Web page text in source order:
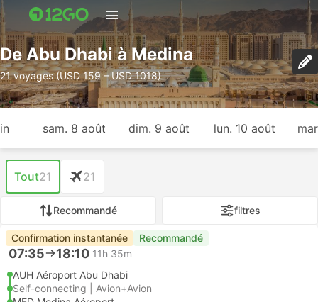
De Abu Dhabi à Medina
21 voyages (USD 159 – USD 1018)
sam. 8 août dim. 9 août lun. 10 août
Tout21 21
Recommandé filtres
Confirmation instantanée Recommandé
07:35 18:10 11h 35m
AUH Aéroport Abu Dhabi
Self-connecting | Avion+Avion